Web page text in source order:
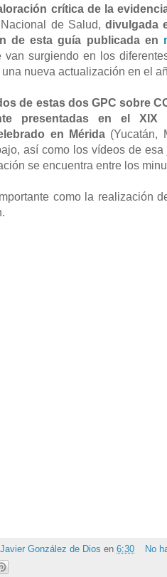
crítica de la
de Salud, divulgada
de esta guía publicada en
van surgiendo en los
una nueva actualización en el
de estas dos GPC sobre
presentadas en el XIX
en Mérida (Yucatán,
así como los vídeos de
se encuentra entre los
como la realización
Javier González de Dios en 6:30 No